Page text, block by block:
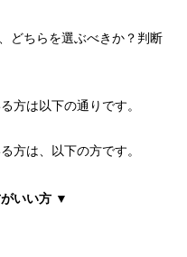
どちらを選ぶべきか？判断
方は以下の通りです。
方は、以下の方です。
いい方 ▼